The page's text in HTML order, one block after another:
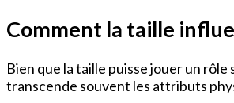
Comment la taille
Bien que la taille puisse jouer un
transcende souvent les attributs